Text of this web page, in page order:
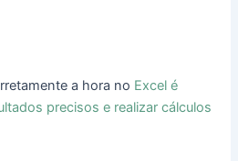
a hora no Excel é
precisos e realizar cálculos